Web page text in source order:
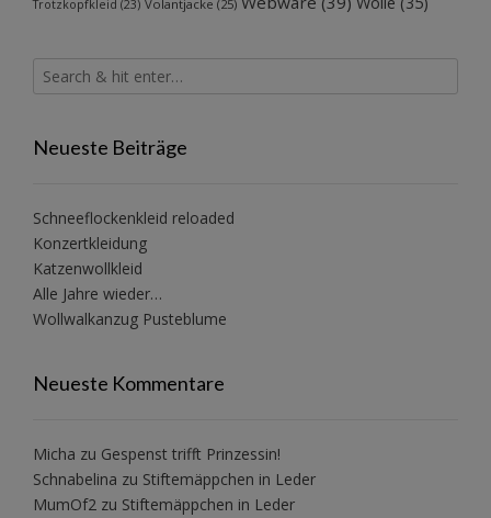
Trotzkopfkleid (23) Volantjacke (25)
Neueste Beiträge
Schneeflockenkleid reloaded
Konzertkleidung
Katzenwollkleid
Alle Jahre wieder…
Wollwalkanzug Pusteblume
Neueste Kommentare
Micha zu Gespenst trifft Prinzessin!
Schnabelina zu Stiftemäppchen in Leder
MumOf2 zu Stiftemäppchen in Leder